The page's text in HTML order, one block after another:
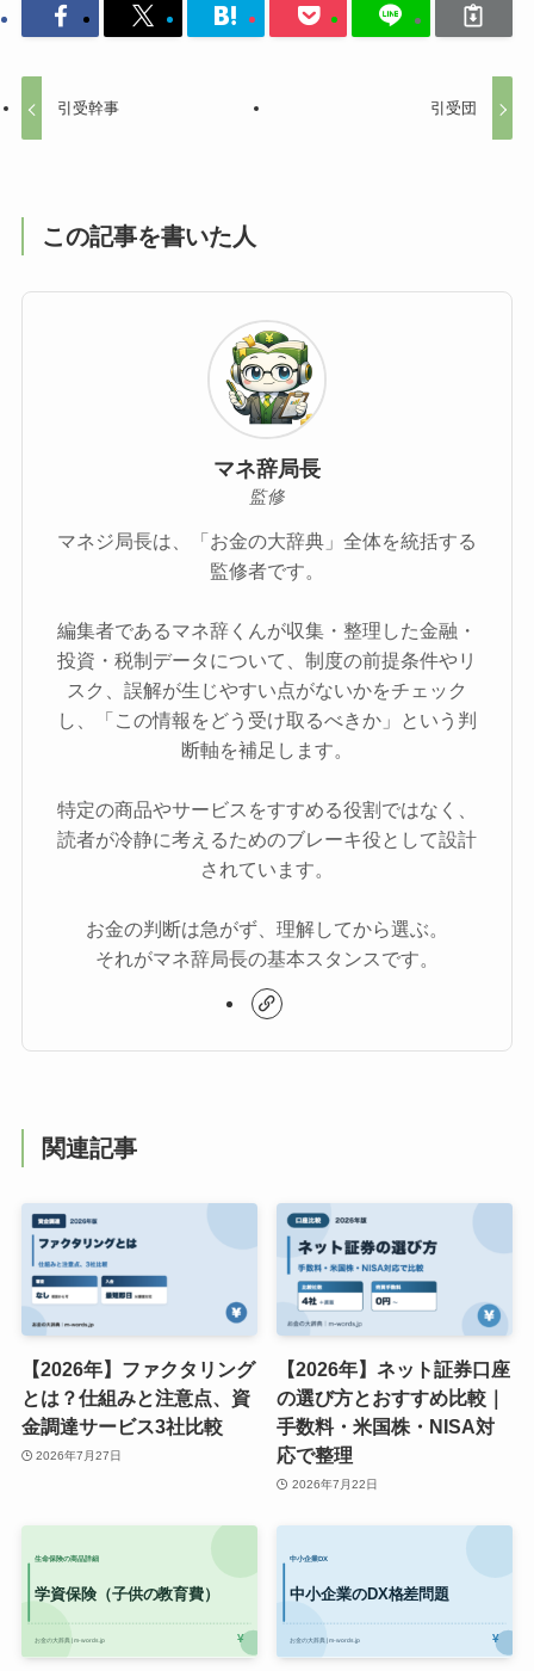
引受幹事 引受団
この記事を書いた人
マネ辞局長
監修
マネジ局長は、「お金の大辞典」全体を統括する
監修者です。
編集者であるマネ辞くんが収集・整理した金融・
投資・税制データについて、制度の前提条件やリ
スク、誤解が生じやすい点がないかをチェック
し、「この情報をどう受け取るべきか」という判
断軸を補足します。
特定の商品やサービスをすすめる役割ではなく、
読者が冷静に考えるためのブレーキ役として設計
されています。
お金の判断は急がず、理解してから選ぶ。
それがマネ辞局長の基本スタンスです。
関連記事
【2026年】ファクタリング
とは？仕組みと注意点、資
金調達サービス3社比較
2026年7月27日
【2026年】ネット証券口座
の選び方とおすすめ比較｜
手数料・米国株・NISA対
応で整理
2026年7月22日